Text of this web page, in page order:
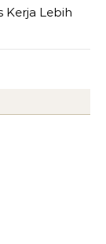
Kerja Lebih